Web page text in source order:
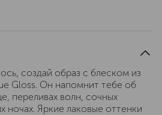
создай образ с блеском из
Gloss. Он напомнит тебе об
переливах волн, сочных
ночах. Яркие лаковые оттенки